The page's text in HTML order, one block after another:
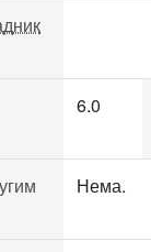
6.0
Нема.